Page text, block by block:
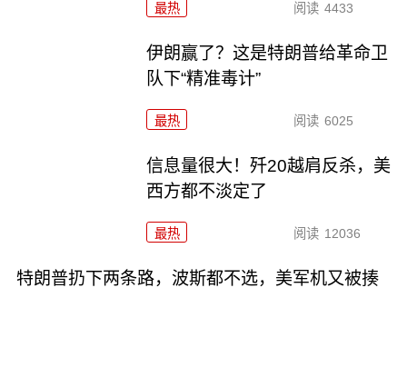
最热 阅读 4433
伊朗赢了？这是特朗普给革命卫
队下“精准毒计”
最热 阅读 6025
信息量很大！歼20越肩反杀，美
西方都不淡定了
最热 阅读 12036
特朗普扔下两条路，波斯都不选，美军机又被揍